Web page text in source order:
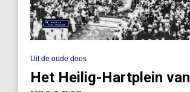
Uit de oude doos
Het Heilig-Hartplein van